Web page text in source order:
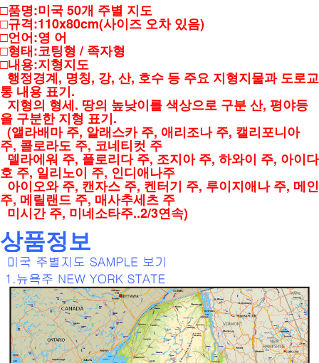
□품명:미국 50개 주별 지도
□규격:110x80cm(사이즈 오차 있음)
□언어:영 어
□형태:코팅형 / 족자형
□내용:지형지도
행정경계, 명칭, 강, 산, 호수 등 주요 지형지물과 도로교
통 내용 표기.
지형의 형세. 땅의 높낮이를 색상으로 구분 산, 평야등
을 구분한 지형 표기.
(앨라배마 주, 알래스카 주, 애리조나 주, 캘리포니아
주, 콜로라도 주, 코네티컷 주
델라에워 주,플로리다 주, 조지아 주, 하와이 주, 아이다
호 주, 일리노이 주, 인디애나주
아이오와 주, 캔자스 주, 켄터기 주, 루이지애나 주, 메인
주, 메릴랜드 주, 매사추세츠 주
미시간 주, 미네소타주..2/3연속)
상품정보